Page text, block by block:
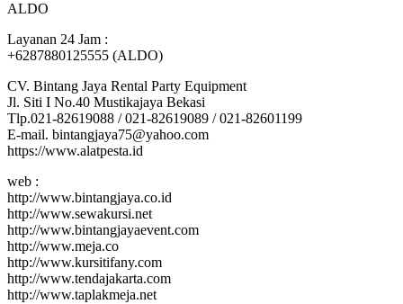
ALDO
Layanan 24 Jam :
+6287880125555 (ALDO)
CV. Bintang Jaya Rental Party Equipment
Jl. Siti I No.40 Mustikajaya Bekasi
Tlp.021-82619088 / 021-82619089 / 021-82601199
E-mail. bintangjaya75@yahoo.com
https://www.alatpesta.id
web :
http://www.bintangjaya.co.id
http://www.sewakursi.net
http://www.bintangjayaevent.com
http://www.meja.co
http://www.kursitifany.com
http://www.tendajakarta.com
http://www.taplakmeja.net